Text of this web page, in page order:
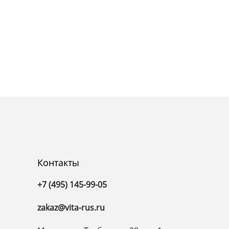
Контакты
+7 (495) 145-99-05
zakaz@vita-rus.ru